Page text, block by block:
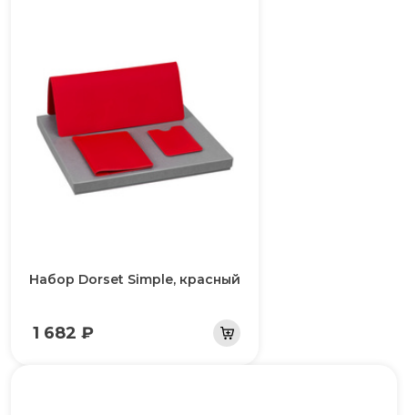
Набор Dorset Simple, красный
1 682 ₽